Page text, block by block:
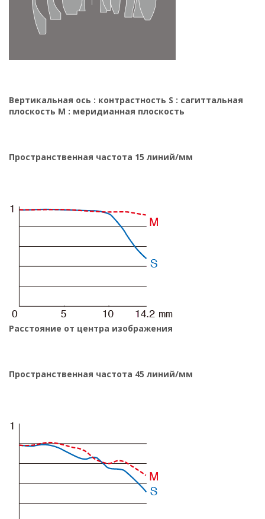
Вертикальная ось : контрастность S : сагиттальная
плоскость M : меридианная плоскость
Пространственная частота 15 линий/мм
Расстояние от центра изображения
Пространственная частота 45 линий/мм